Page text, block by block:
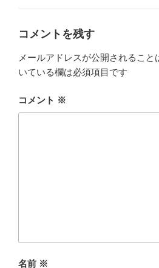
コメントを残す
メールアドレスが公開されること
いている欄は必須項目です
コメント ※
名前 ※